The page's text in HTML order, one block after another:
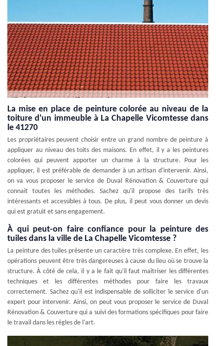
La mise en place de peinture colorée au niveau de la
toiture d'un immeuble à La Chapelle Vicomtesse dans
le 41270
Les propriétaires peuvent choisir entre un grand nombre de peinture à
appliquer au niveau des toits des maisons. En effet, il y a les peintures
colorées qui peuvent apporter un charme à la structure. Pour les
appliquer, il est préférable de demander à un artisan d'intervenir. Ainsi,
on va vous proposer le service de Duval Rénovation & Couverture qui
connait toutes les méthodes. Sachez qu'il propose des tarifs très
intéressants et accessibles à tous. De plus, il peut vous donner un devis
qui est gratuit et sans engagement.
À qui peut-on faire confiance pour la peinture des
tuiles dans la ville de La Chapelle Vicomtesse ?
La peinture des tuiles présente un caractère très complexe. En effet, les
opérations peuvent être très dangereuses à cause du lieu où se trouve la
structure. À côté de cela, il y a le fait qu'il faut maîtriser les différentes
techniques et les différentes méthodes pour faire les travaux
correctement. Sachez qu'il est indispensable de solliciter le service d'un
expert pour intervenir. Ainsi, on peut vous proposer le service de Duval
Rénovation & Couverture qui a suivi des formations spécifiques pour faire
le travail dans les règles de l'art.